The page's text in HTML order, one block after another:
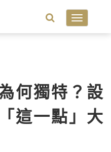
Toggle
何獨特？設
這一點」大